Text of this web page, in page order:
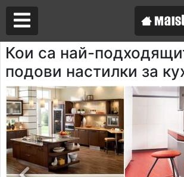
Кои са най-
подови настилки за
Аз съм майстор
Търся майстор